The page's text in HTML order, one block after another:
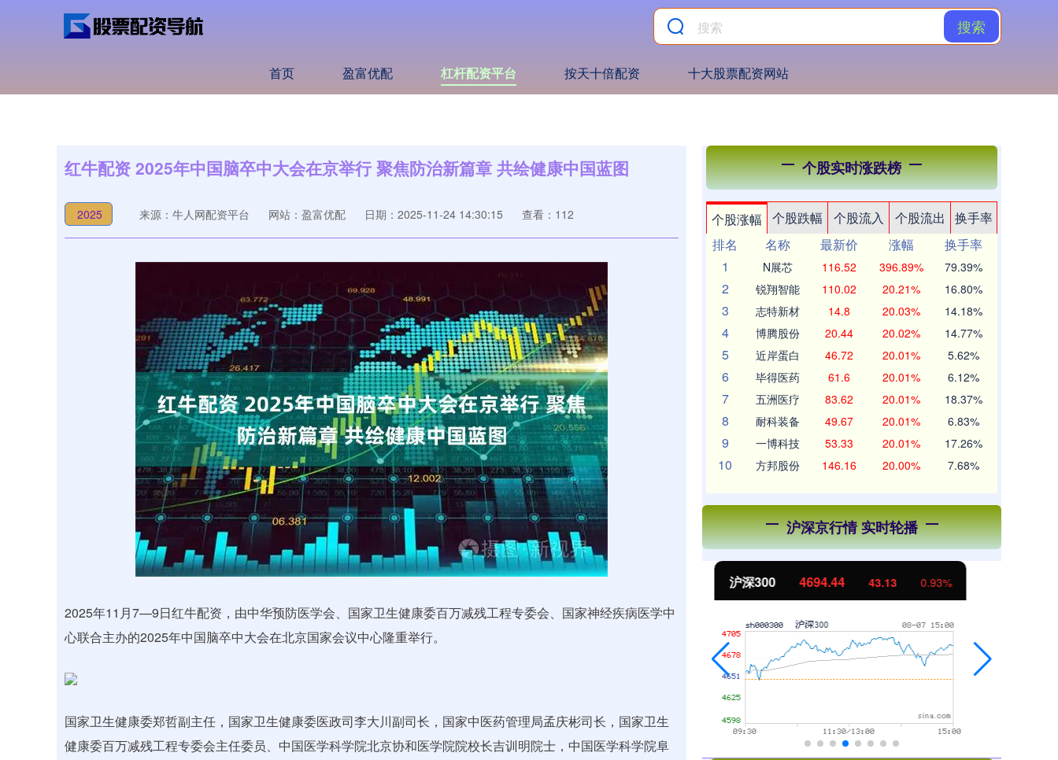
搜索
首页 盈富优配 杠杆配资平台 按天十倍配资 十大股票配资网站
红牛配资 2025年中国脑卒中大会在京举行 聚焦防治新篇章 共绘健康中国蓝图
2025 来源：牛人网配资平台 网站：盈富优配 日期：2025-11-24 14:30:15 查看：112
2025年11月7—9日红牛配资，由中华预防医学会、国家卫生健康委百万减残工程专委会、国家神经疾病医学中
心联合主办的2025年中国脑卒中大会在北京国家会议中心隆重举行。
国家卫生健康委郑哲副主任，国家卫生健康委医政司李大川副司长，国家中医药管理局孟庆彬司长，国家卫生
健康委百万减残工程专委会主任委员、中国医学科学院北京协和医学院院校长吉训明院士，中国医学科学院阜
个股实时涨跌榜
个股涨幅 个股跌幅 个股流入 个股流出
换手率
排名
名称 最新价 涨幅
换手率
1
N展芯 116.52 396.89% 79.39%
2 锐翔智能 110.02 20.21% 16.80%
3 志特新材 14.8 20.03% 14.18%
4 博腾股份 20.44 20.02% 14.77%
5 近岸蛋白 46.72 20.01% 5.62%
6 毕得医药 61.6 20.01% 6.12%
7 五洲医疗 83.62 20.01% 18.37%
8 耐科装备 49.67 20.01% 6.83%
9 一博科技 53.33 20.01% 17.26%
10 方邦股份 146.16 20.00% 7.68%
沪深京行情 实时轮播
深证成指 14311.01 沪深300 4694.44 北证50 1134.24 11.37 1.01%